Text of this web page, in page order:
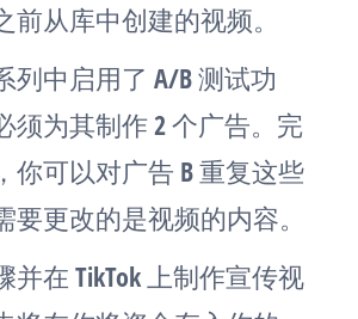
前从库中创建的视频。
列中启用了 A/B 测试功
须为其制作 2 个广告。完
你可以对广告 B 重复这些
要更改的是视频的内容。
并在 TikTok 上制作宣传视